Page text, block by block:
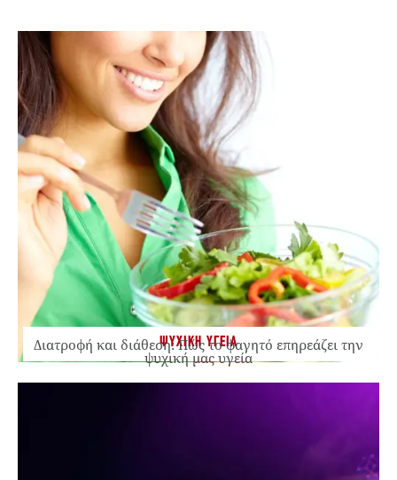
ΨΥΧΙΚΗ ΥΓΕΙΑ
Διατροφή και διάθεση: Πώς το φαγητό επηρεάζει την
ψυχική μας υγεία